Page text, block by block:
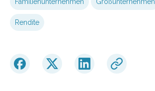
Rendite